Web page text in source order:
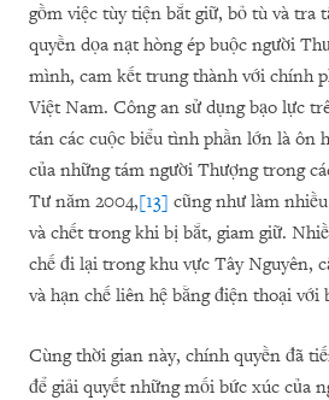
gồm việc tùy tiện bắt giữ, bỏ tù và tra
quyền dọa nạt hòng ép buộc người
mình, cam kết trung thành với chính
Việt Nam. Công an sử dụng bạo lực
tán các cuộc biểu tình phần lớn là ôn
của những tám người Thượng trong
Tư năm 2004,[13] cũng như làm
và chết trong khi bị bắt, giam giữ.
chế đi lại trong khu vực Tây Nguyên,
và hạn chế liên hệ bằng điện thoại với
Cùng thời gian này, chính quyền đã
để giải quyết những mối bức xúc của